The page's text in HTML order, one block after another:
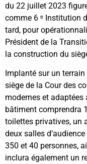
du 22 juillet 2023
comme 6 ᵉ Institution
tard, pour
Président de la
la construction du
Implanté sur un terrain
siège de la Cour des
modernes et
bâtiment comprendra
toilettes privatives, un
deux salles
350 et 40 personnes,
inclura également un